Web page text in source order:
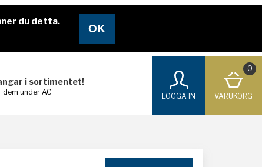
du detta.
i sortimentet!
dem under AC
LOGGA IN
0
VARUKORG